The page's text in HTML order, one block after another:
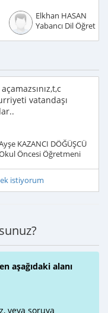
Elkhan HASAN
Yabancı Dil
vatandaşı
KAZANCI DÖĞÜŞCÜ
Öncesi Öğretmeni
istiyorum
aşağıdaki alanı
veya soruya